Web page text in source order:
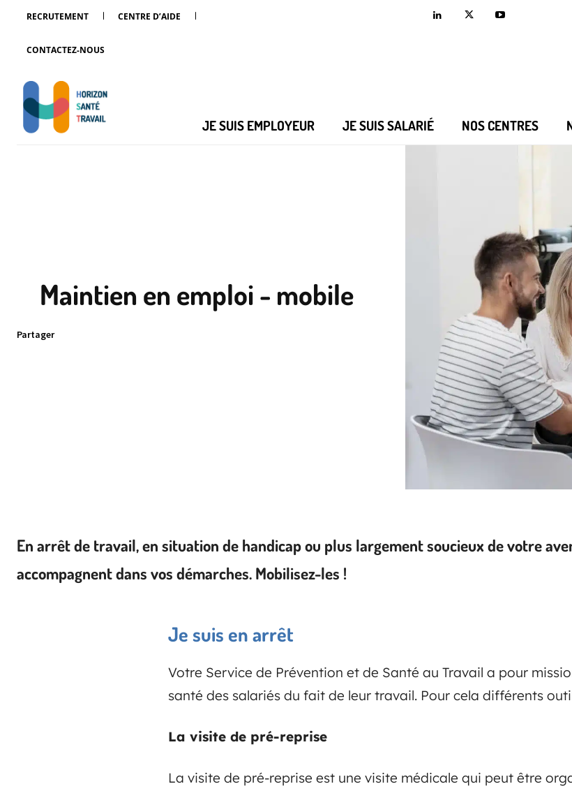
RECRUTEMENT CENTRE D’AIDE
CONTACTEZ-NOUS
JE SUIS EMPLOYEUR JE SUIS SALARIÉ NOS CENTRES
Maintien en emploi - mobile
Partager
En arrêt de travail, en situation de handicap ou plus largement soucieux de votre
accompagnent dans vos démarches. Mobilisez-les !
Je suis en arrêt
Votre Service de Prévention et de Santé au Travail a pour
santé des salariés du fait de leur travail. Pour cela différents
La visite de pré-reprise
La visite de pré-reprise est une visite médicale qui peut être